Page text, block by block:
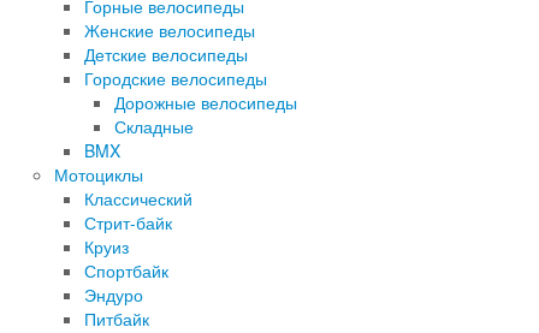
Горные велосипеды
Женские велосипеды
Детские велосипеды
Городские велосипеды
Дорожные велосипеды
Складные
BMX
Мотоциклы
Классический
Стрит-байк
Круиз
Спортбайк
Эндуро
Питбайк